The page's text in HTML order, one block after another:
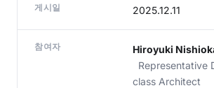
게시일 2025.12.11
참여자
Hiroyuki
Representative
class Architect